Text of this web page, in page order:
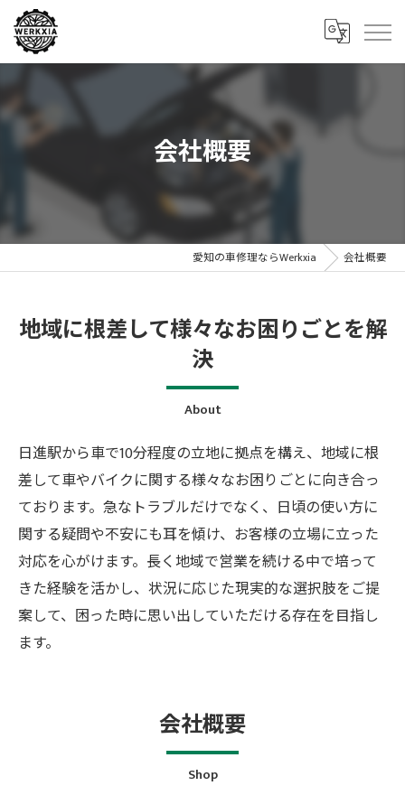
会社概要
愛知の車修理ならWerkxia 会社概要
地域に根差して様々なお困りごとを解
決
About
日進駅から車で10分程度の立地に拠点を構え、地域に根
差して車やバイクに関する様々なお困りごとに向き合っ
ております。急なトラブルだけでなく、日頃の使い方に
関する疑問や不安にも耳を傾け、お客様の立場に立った
対応を心がけます。長く地域で営業を続ける中で培って
きた経験を活かし、状況に応じた現実的な選択肢をご提
案して、困った時に思い出していただける存在を目指し
ます。
会社概要
Shop